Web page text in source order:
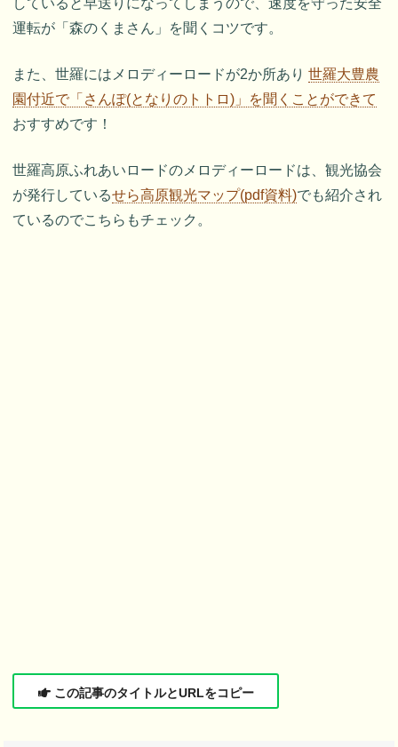
していると早送りになってしまうので、速度を守った安全
運転が「森のくまさん」を聞くコツです。
また、世羅にはメロディーロードが2か所あり世羅大豊農
園付近で「さんぽ(となりのトトロ)」を聞くことができて
おすすめです！
世羅高原ふれあいロードのメロディーロードは、観光協会
が発行しているせら高原観光マップ(pdf資料)でも紹介され
ているのでこちらもチェック。
この記事のタイトルとURLをコピー